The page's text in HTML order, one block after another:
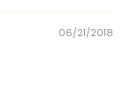
06/21/2018